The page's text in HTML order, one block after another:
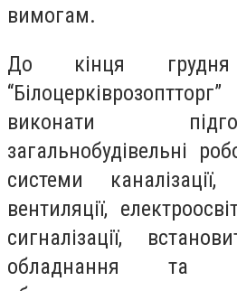
вимогам.
До кінця
виконати
загальнобудівельні
системи каналізації,
вентиляції,
сигналізації,
обладнання та